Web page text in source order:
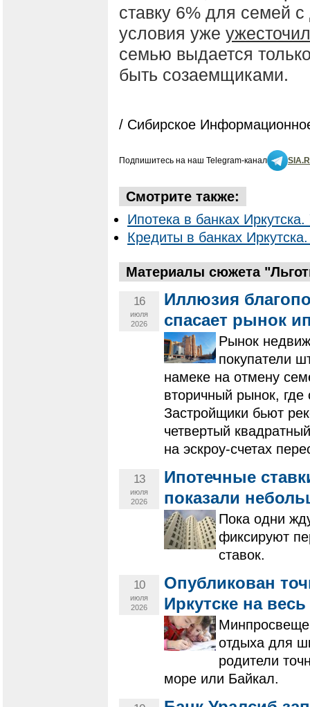
ставку 6% для семей
условия уже
семью выдается
быть созаемщиками.
/ Сибирское
Подпишитесь на наш Telegram-канал
Смотрите также:
Ипотека в банках
Кредиты в банках
Материалы сюжета
16
июля
2026
Иллюзия
спасает рынок
Рынок
покупатели
намеке на отмену
вторичный рынок, где
Застройщики бьют
четвертый
на эскроу-счетах
13
июля
2026
Ипотечные
показали
Пока одни
фиксируют
ставок.
10
июля
2026
Опубликован
Иркутске на
отдыха для
родители
море или Байкал.